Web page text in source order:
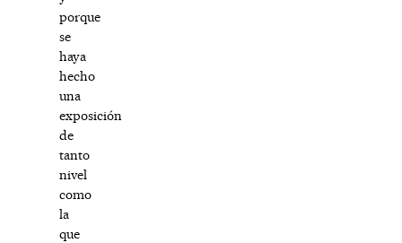
porque
se
haya
hecho
una
exposición
de
tanto
nivel
como
la
que